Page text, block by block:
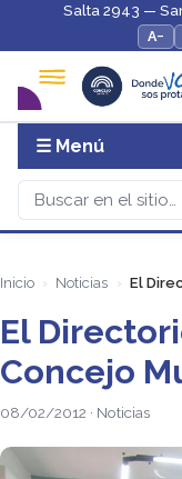
Salta 2943 —
A−
☰ Menú
Inicio Noticias El
El
Concejo
08/02/2012 · Noticias